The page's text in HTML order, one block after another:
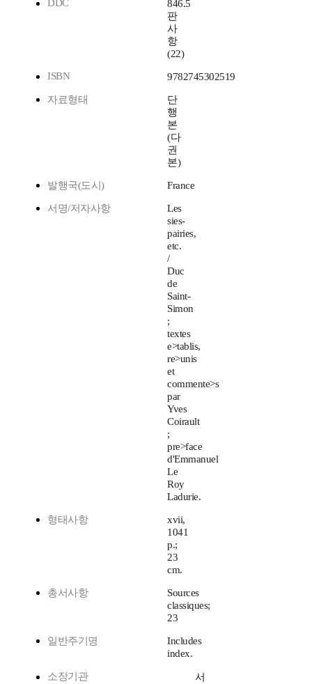
DDC
846.5
판
사
항
(22)
ISBN
9782745302519
자료형태
단
행
본
(다
권
본)
발행국(도시) France
서명/저자사항
Les
sies-
pairies,
etc.
/
Duc
de
Saint-
Simon
;
textes
e>tablis,
re>unis
et
commente>s
par
Yves
Coirault
;
pre>face
d'Emmanuel
Le
Roy
Ladurie.
형태사항
xvii,
1041
p.;
23
cm.
총서사항
Sources
classiques;
23
일반주기명
Includes
index.
소장기관
서